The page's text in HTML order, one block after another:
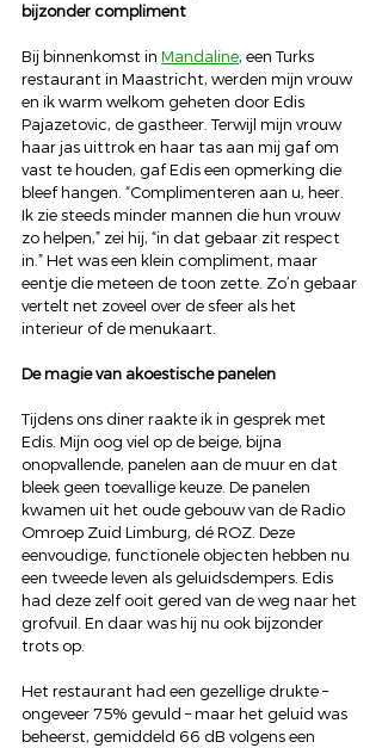
bijzonder compliment
Bij binnenkomst in Mandaline, een Turks
restaurant in Maastricht, werden mijn vrouw
en ik warm welkom geheten door Edis
Pajazetovic, de gastheer. Terwijl mijn vrouw
haar jas uittrok en haar tas aan mij gaf om
vast te houden, gaf Edis een opmerking die
bleef hangen. “Complimenteren aan u, heer.
Ik zie steeds minder mannen die hun vrouw
zo helpen,” zei hij, “in dat gebaar zit respect
in.” Het was een klein compliment, maar
eentje die meteen de toon zette. Zo’n gebaar
vertelt net zoveel over de sfeer als het
interieur of de menukaart.
De magie van akoestische panelen
Tijdens ons diner raakte ik in gesprek met
Edis. Mijn oog viel op de beige, bijna
onopvallende, panelen aan de muur en dat
bleek geen toevallige keuze. De panelen
kwamen uit het oude gebouw van de Radio
Omroep Zuid Limburg, dé ROZ. Deze
eenvoudige, functionele objecten hebben nu
een tweede leven als geluidsdempers. Edis
had deze zelf ooit gered van de weg naar het
grofvuil. En daar was hij nu ook bijzonder
trots op.
Het restaurant had een gezellige drukte –
ongeveer 75% gevuld – maar het geluid was
beheerst, gemiddeld 66 dB volgens een